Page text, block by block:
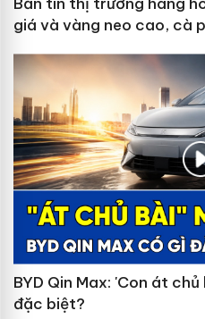
giá và vàng neo cao, cà
BYD Qin Max: 'Con át
đặc biệt?